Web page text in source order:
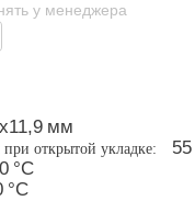
у менеджера
мм
открытой укладке: 55
°С
°С